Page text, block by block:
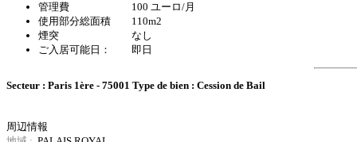
管理費 100 ユーロ/月
使用部分総面積 110m2
煙突 なし
ご入居可能日： 即日
Secteur : Paris 1ère - 75001 Type de bien : Cession de Bail
周辺情報